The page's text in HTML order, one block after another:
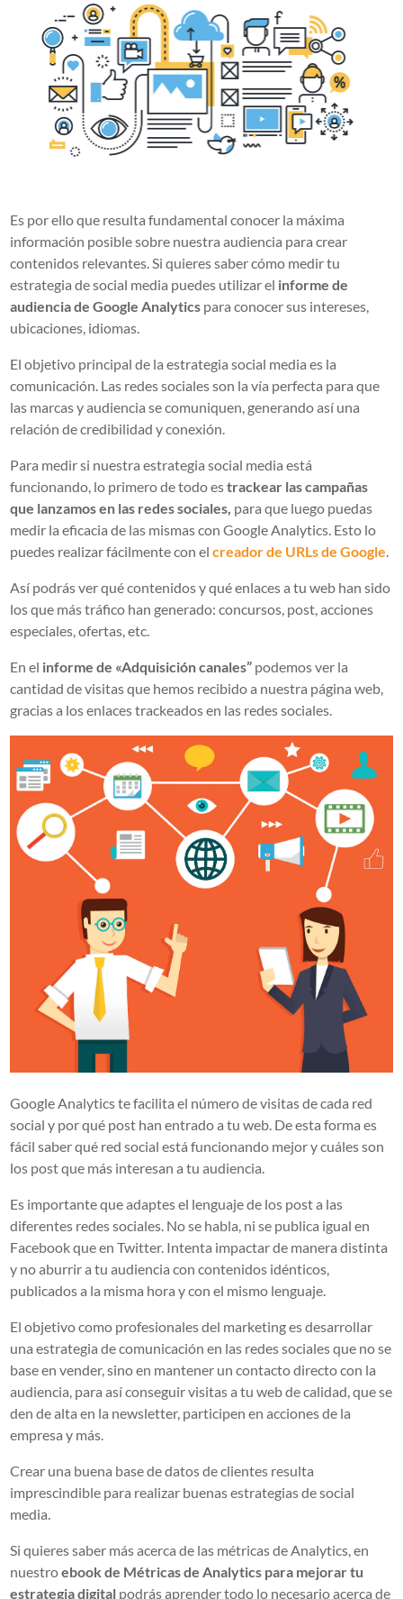
Es por ello que resulta fundamental conocer la máxima
información posible sobre nuestra audiencia para crear
contenidos relevantes. Si quieres saber cómo medir tu
estrategia de social media puedes utilizar el informe de
audiencia de Google Analytics para conocer sus intereses,
ubicaciones, idiomas.
El objetivo principal de la estrategia social media es la
comunicación. Las redes sociales son la vía perfecta para que
las marcas y audiencia se comuniquen, generando así una
relación de credibilidad y conexión.
Para medir si nuestra estrategia social media está
funcionando, lo primero de todo estrackear las campañas
que lanzamos en las redes sociales, para que luego puedas
medir la eficacia de las mismas con Google Analytics. Esto lo
puedes realizar fácilmente con elcreador de URLs de Google
Así podrás ver qué contenidos y qué enlaces a tu web han sido
los que más tráfico han generado: concursos, post, acciones
especiales, ofertas, etc.
En el informe de «Adquisición canales” podemos ver la
cantidad de visitas que hemos recibido a nuestra página web,
gracias a los enlaces trackeados en las redes sociales.
Google Analytics te facilita el número de visitas de cada red
social y por qué post han entrado a tu web. De esta forma es
fácil saber qué red social está funcionando mejor y cuáles son
los post que más interesan a tu audiencia.
Es importante que adaptes el lenguaje de los post a las
diferentes redes sociales. No se habla, ni se publica igual en
Facebook que en Twitter. Intenta impactar de manera distinta
y no aburrir a tu audiencia con contenidos idénticos,
publicados a la misma hora y con el mismo lenguaje.
El objetivo como profesionales del marketing es desarrollar
una estrategia de comunicación en las redes sociales que no se
base en vender, sino en mantener un contacto directo con la
audiencia, para así conseguir visitas a tu web de calidad, que se
den de alta en la newsletter, participen en acciones de la
empresa y más.
Crear una buena base de datos de clientes resulta
imprescindible para realizar buenas estrategias de social
media.
Si quieres saber más acerca de las métricas de Analytics, en
nuestroebook de Métricas de Analytics para mejorar tu
estrategia digital podrás aprender todo lo necesario acerca de